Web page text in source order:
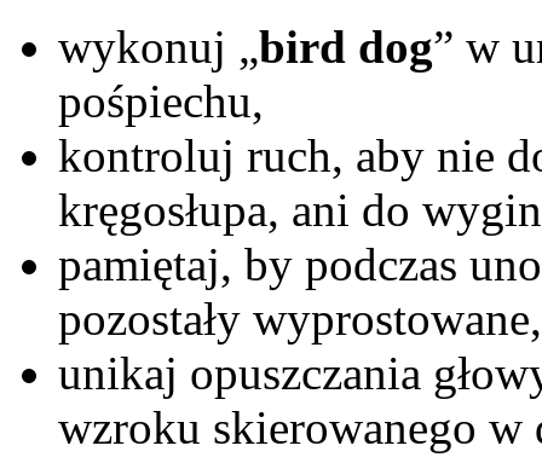
wykonuj „bird dog” w
pośpiechu,
kontroluj ruch, aby nie
kręgosłupa, ani do
pamiętaj, by podczas
pozostały wyprostowane,
unikaj opuszczania
wzroku skierowanego w